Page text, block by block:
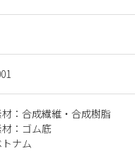
：合成繊維・合成樹脂
：ゴム底
ナム